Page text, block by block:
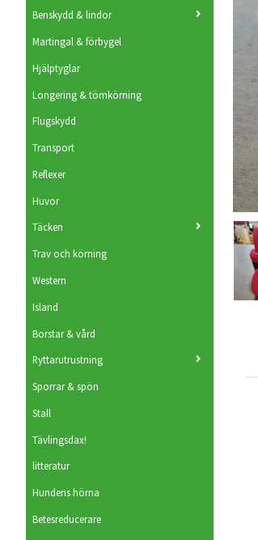
Benskydd & lindor
Martingal & förbygel
Hjälptyglar
Longering & tömkörning
Flugskydd
Transport
Reflexer
Huvor
Täcken
Trav och körning
Western
Island
Borstar & vård
Ryttarutrustning
Sporrar & spön
Stall
Tävlingsdax!
litteratur
Hundens hörna
Betesreducerare